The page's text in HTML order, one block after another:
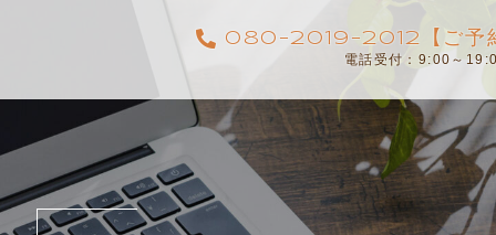
080-2019-2012【ご予約
電話受付：9:00～